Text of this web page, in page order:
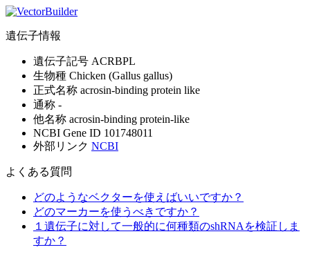
遺伝子情報
遺伝子記号 ACRBPL
生物種 Chicken (Gallus gallus)
正式名称 acrosin-binding protein like
通称 -
他名称 acrosin-binding protein-like
NCBI Gene ID 101748011
外部リンク NCBI
よくある質問
どのようなベクターを使えばいいですか？
どのマーカーを使うべきですか？
１遺伝子に対して一般的に何種類のshRNAを検証しま
すか？